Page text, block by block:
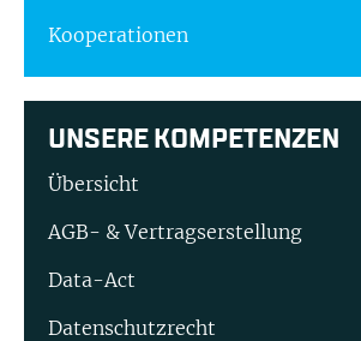
Kooperationen
UNSERE KOMPETENZEN
Übersicht
AGB- & Vertragserstellung
Data-Act
Datenschutzrecht